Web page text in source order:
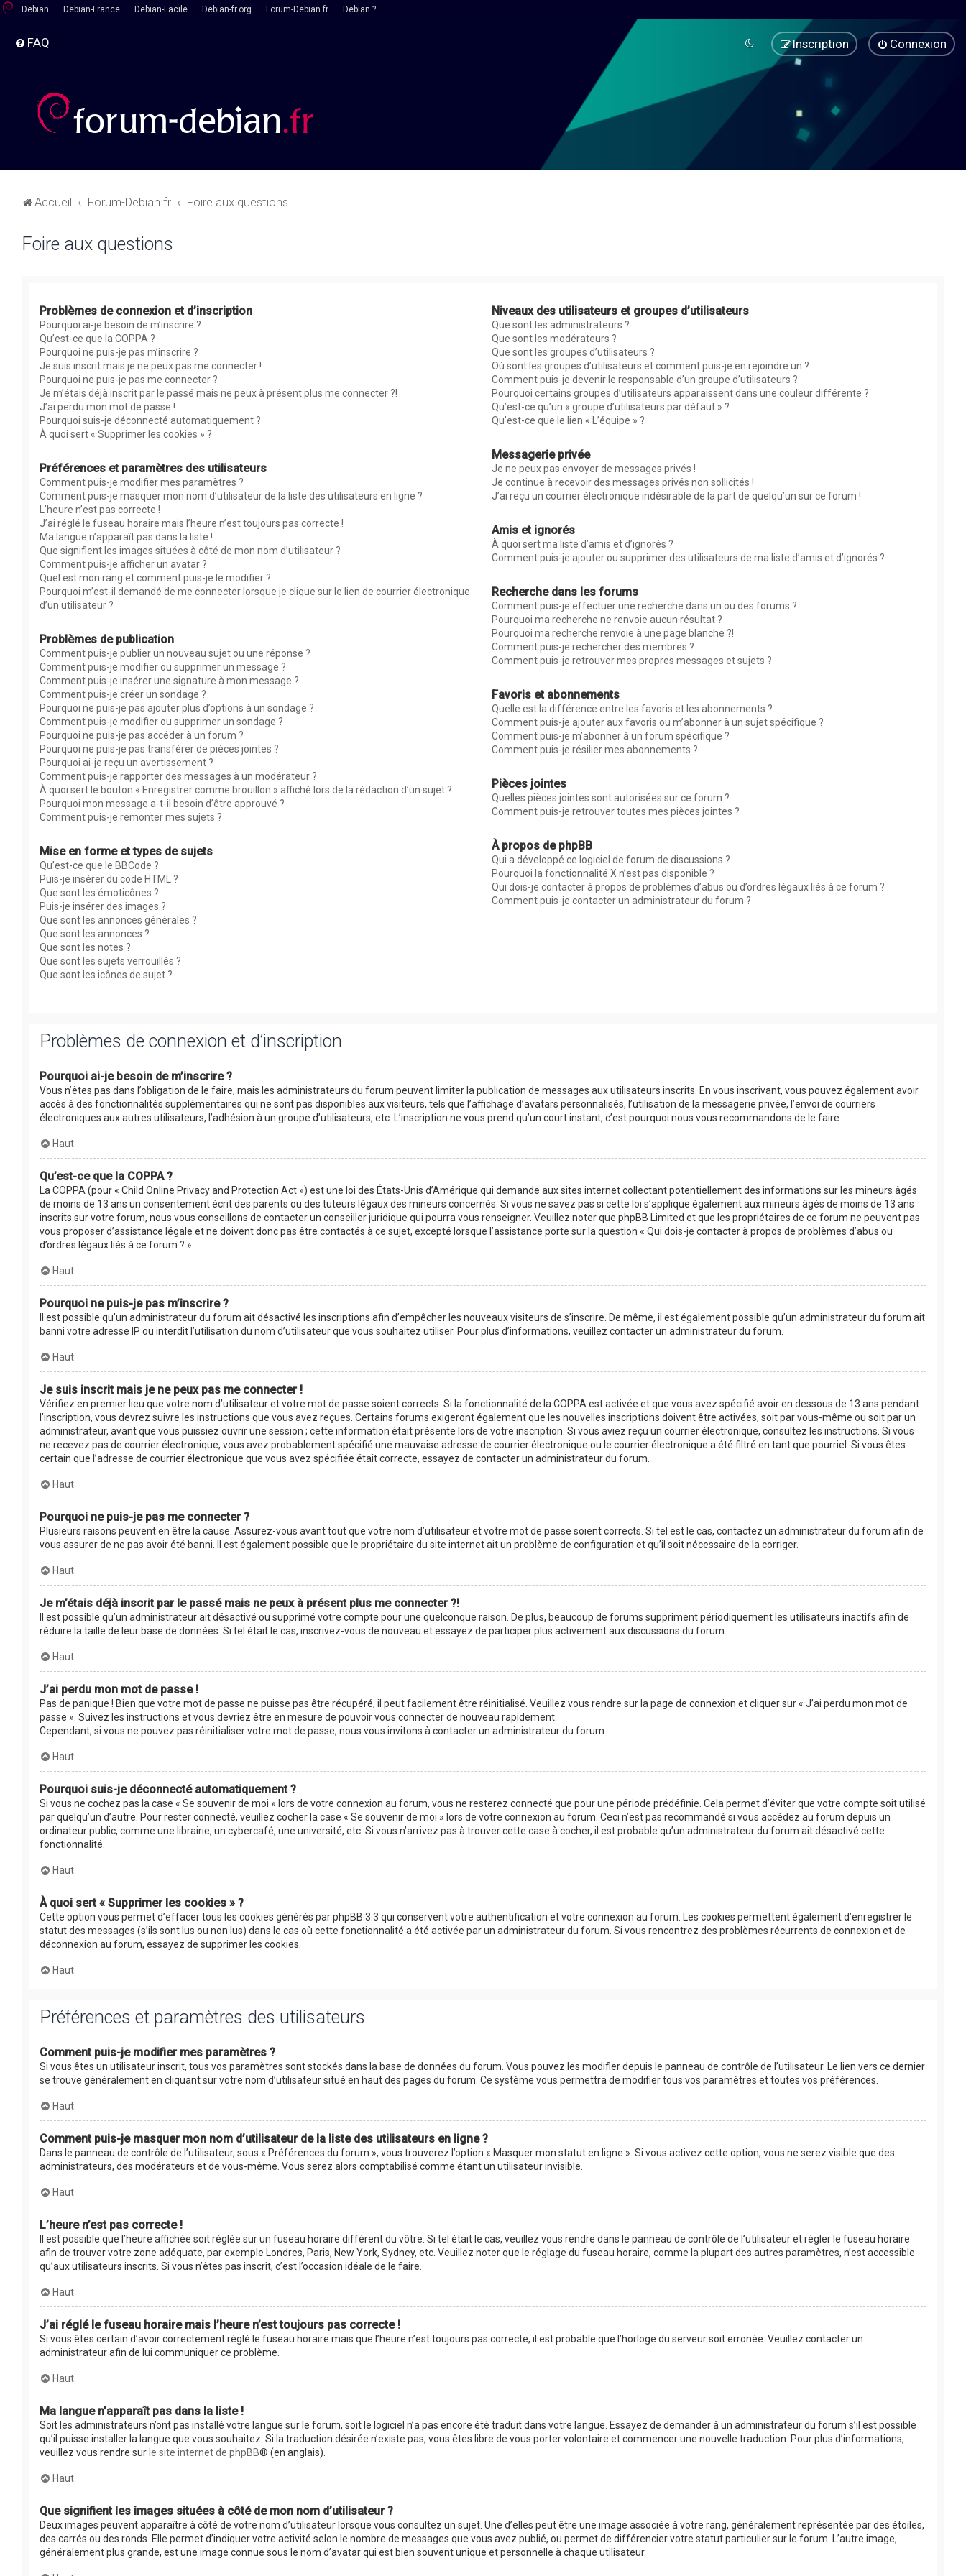
Debian Debian-France Debian-Facile Debian-fr.org Forum-Debian.fr Debian ?
FAQ Connexion
Inscription
Accueil Forum-Debian.fr Foire aux questions
Foire aux questions
Problèmes de connexion et d’inscription
Pourquoi ai-je besoin de m’inscrire ?
Qu’est-ce que la COPPA ?
Pourquoi ne puis-je pas m’inscrire ?
Je suis inscrit mais je ne peux pas me connecter !
Pourquoi ne puis-je pas me connecter ?
Je m’étais déjà inscrit par le passé mais ne peux à présent plus me connecter ?!
J’ai perdu mon mot de passe !
Pourquoi suis-je déconnecté automatiquement ?
À quoi sert « Supprimer les cookies » ?
Préférences et paramètres des utilisateurs
Comment puis-je modifier mes paramètres ?
Comment puis-je masquer mon nom d’utilisateur de la liste des utilisateurs en ligne ?
L’heure n’est pas correcte !
J’ai réglé le fuseau horaire mais l’heure n’est toujours pas correcte !
Ma langue n’apparaît pas dans la liste !
Que signifient les images situées à côté de mon nom d’utilisateur ?
Comment puis-je afficher un avatar ?
Quel est mon rang et comment puis-je le modifier ?
Pourquoi m’est-il demandé de me connecter lorsque je clique sur le lien de courrier électronique
d’un utilisateur ?
Problèmes de publication
Comment puis-je publier un nouveau sujet ou une réponse ?
Comment puis-je modifier ou supprimer un message ?
Comment puis-je insérer une signature à mon message ?
Comment puis-je créer un sondage ?
Pourquoi ne puis-je pas ajouter plus d’options à un sondage ?
Comment puis-je modifier ou supprimer un sondage ?
Pourquoi ne puis-je pas accéder à un forum ?
Pourquoi ne puis-je pas transférer de pièces jointes ?
Pourquoi ai-je reçu un avertissement ?
Comment puis-je rapporter des messages à un modérateur ?
À quoi sert le bouton « Enregistrer comme brouillon » affiché lors de la rédaction d’un sujet ?
Pourquoi mon message a-t-il besoin d’être approuvé ?
Comment puis-je remonter mes sujets ?
Mise en forme et types de sujets
Qu’est-ce que le BBCode ?
Puis-je insérer du code HTML ?
Que sont les émoticônes ?
Puis-je insérer des images ?
Que sont les annonces générales ?
Que sont les annonces ?
Que sont les notes ?
Que sont les sujets verrouillés ?
Que sont les icônes de sujet ?
Niveaux des utilisateurs et groupes d’utilisateurs
Que sont les administrateurs ?
Que sont les modérateurs ?
Que sont les groupes d’utilisateurs ?
Où sont les groupes d’utilisateurs et comment puis-je en rejoindre un ?
Comment puis-je devenir le responsable d’un groupe d’utilisateurs ?
Pourquoi certains groupes d’utilisateurs apparaissent dans une couleur différente ?
Qu’est-ce qu’un « groupe d’utilisateurs par défaut » ?
Qu’est-ce que le lien « L’équipe » ?
Messagerie privée
Je ne peux pas envoyer de messages privés !
Je continue à recevoir des messages privés non sollicités !
J’ai reçu un courrier électronique indésirable de la part de quelqu’un sur ce forum !
Amis et ignorés
À quoi sert ma liste d’amis et d’ignorés ?
Comment puis-je ajouter ou supprimer des utilisateurs de ma liste d’amis et d’ignorés ?
Recherche dans les forums
Comment puis-je effectuer une recherche dans un ou des forums ?
Pourquoi ma recherche ne renvoie aucun résultat ?
Pourquoi ma recherche renvoie à une page blanche ?!
Comment puis-je rechercher des membres ?
Comment puis-je retrouver mes propres messages et sujets ?
Favoris et abonnements
Quelle est la différence entre les favoris et les abonnements ?
Comment puis-je ajouter aux favoris ou m’abonner à un sujet spécifique ?
Comment puis-je m’abonner à un forum spécifique ?
Comment puis-je résilier mes abonnements ?
Pièces jointes
Quelles pièces jointes sont autorisées sur ce forum ?
Comment puis-je retrouver toutes mes pièces jointes ?
À propos de phpBB
Qui a développé ce logiciel de forum de discussions ?
Pourquoi la fonctionnalité X n’est pas disponible ?
Qui dois-je contacter à propos de problèmes d’abus ou d’ordres légaux liés à ce forum ?
Comment puis-je contacter un administrateur du forum ?
Problèmes de connexion et d’inscription
Pourquoi ai-je besoin de m’inscrire ?
Vous n’êtes pas dans l’obligation de le faire, mais les administrateurs du forum peuvent limiter la publication de messages aux utilisateurs inscrits. En vous inscrivant, vous pouvez également avoir
accès à des fonctionnalités supplémentaires qui ne sont pas disponibles aux visiteurs, tels que l’affichage d’avatars personnalisés, l’utilisation de la messagerie privée, l’envoi de courriers
électroniques aux autres utilisateurs, l’adhésion à un groupe d’utilisateurs, etc. L’inscription ne vous prend qu’un court instant, c’est pourquoi nous vous recommandons de le faire.
Haut
Qu’est-ce que la COPPA ?
La COPPA (pour « Child Online Privacy and Protection Act ») est une loi des États-Unis d’Amérique qui demande aux sites internet collectant potentiellement des informations sur les mineurs âgés
de moins de 13 ans un consentement écrit des parents ou des tuteurs légaux des mineurs concernés. Si vous ne savez pas si cette loi s’applique également aux mineurs âgés de moins de 13 ans
inscrits sur votre forum, nous vous conseillons de contacter un conseiller juridique qui pourra vous renseigner. Veuillez noter que phpBB Limited et que les propriétaires de ce forum ne peuvent pas
vous proposer d’assistance légale et ne doivent donc pas être contactés à ce sujet, excepté lorsque l’assistance porte sur la question « Qui dois-je contacter à propos de problèmes d’abus ou
d’ordres légaux liés à ce forum ? ».
Haut
Pourquoi ne puis-je pas m’inscrire ?
Il est possible qu’un administrateur du forum ait désactivé les inscriptions afin d’empêcher les nouveaux visiteurs de s’inscrire. De même, il est également possible qu’un administrateur du forum ait
banni votre adresse IP ou interdit l’utilisation du nom d’utilisateur que vous souhaitez utiliser. Pour plus d’informations, veuillez contacter un administrateur du forum.
Haut
Je suis inscrit mais je ne peux pas me connecter !
Vérifiez en premier lieu que votre nom d’utilisateur et votre mot de passe soient corrects. Si la fonctionnalité de la COPPA est activée et que vous avez spécifié avoir en dessous de 13 ans pendant
l’inscription, vous devrez suivre les instructions que vous avez reçues. Certains forums exigeront également que les nouvelles inscriptions doivent être activées, soit par vous-même ou soit par un
administrateur, avant que vous puissiez ouvrir une session ; cette information était présente lors de votre inscription. Si vous aviez reçu un courrier électronique, consultez les instructions. Si vous
ne recevez pas de courrier électronique, vous avez probablement spécifié une mauvaise adresse de courrier électronique ou le courrier électronique a été filtré en tant que pourriel. Si vous êtes
certain que l’adresse de courrier électronique que vous avez spécifiée était correcte, essayez de contacter un administrateur du forum.
Haut
Pourquoi ne puis-je pas me connecter ?
Plusieurs raisons peuvent en être la cause. Assurez-vous avant tout que votre nom d’utilisateur et votre mot de passe soient corrects. Si tel est le cas, contactez un administrateur du forum afin de
vous assurer de ne pas avoir été banni. Il est également possible que le propriétaire du site internet ait un problème de configuration et qu’il soit nécessaire de la corriger.
Haut
Je m’étais déjà inscrit par le passé mais ne peux à présent plus me connecter ?!
Il est possible qu’un administrateur ait désactivé ou supprimé votre compte pour une quelconque raison. De plus, beaucoup de forums suppriment périodiquement les utilisateurs inactifs afin de
réduire la taille de leur base de données. Si tel était le cas, inscrivez-vous de nouveau et essayez de participer plus activement aux discussions du forum.
Haut
J’ai perdu mon mot de passe !
Pas de panique ! Bien que votre mot de passe ne puisse pas être récupéré, il peut facilement être réinitialisé. Veuillez vous rendre sur la page de connexion et cliquer sur « J’ai perdu mon mot de
passe ». Suivez les instructions et vous devriez être en mesure de pouvoir vous connecter de nouveau rapidement.
Cependant, si vous ne pouvez pas réinitialiser votre mot de passe, nous vous invitons à contacter un administrateur du forum.
Haut
Pourquoi suis-je déconnecté automatiquement ?
Si vous ne cochez pas la case « Se souvenir de moi » lors de votre connexion au forum, vous ne resterez connecté que pour une période prédéfinie. Cela permet d’éviter que votre compte soit utilisé
par quelqu’un d’autre. Pour rester connecté, veuillez cocher la case « Se souvenir de moi » lors de votre connexion au forum. Ceci n’est pas recommandé si vous accédez au forum depuis un
ordinateur public, comme une librairie, un cybercafé, une université, etc. Si vous n’arrivez pas à trouver cette case à cocher, il est probable qu’un administrateur du forum ait désactivé cette
fonctionnalité.
Haut
À quoi sert « Supprimer les cookies » ?
Cette option vous permet d’effacer tous les cookies générés par phpBB 3.3 qui conservent votre authentification et votre connexion au forum. Les cookies permettent également d’enregistrer le
statut des messages (s’ils sont lus ou non lus) dans le cas où cette fonctionnalité a été activée par un administrateur du forum. Si vous rencontrez des problèmes récurrents de connexion et de
déconnexion au forum, essayez de supprimer les cookies.
Haut
Préférences et paramètres des utilisateurs
Comment puis-je modifier mes paramètres ?
Si vous êtes un utilisateur inscrit, tous vos paramètres sont stockés dans la base de données du forum. Vous pouvez les modifier depuis le panneau de contrôle de l’utilisateur. Le lien vers ce dernier
se trouve généralement en cliquant sur votre nom d’utilisateur situé en haut des pages du forum. Ce système vous permettra de modifier tous vos paramètres et toutes vos préférences.
Haut
Comment puis-je masquer mon nom d’utilisateur de la liste des utilisateurs en ligne ?
Dans le panneau de contrôle de l’utilisateur, sous « Préférences du forum », vous trouverez l’option « Masquer mon statut en ligne ». Si vous activez cette option, vous ne serez visible que des
administrateurs, des modérateurs et de vous-même. Vous serez alors comptabilisé comme étant un utilisateur invisible.
Haut
L’heure n’est pas correcte !
Il est possible que l’heure affichée soit réglée sur un fuseau horaire différent du vôtre. Si tel était le cas, veuillez vous rendre dans le panneau de contrôle de l’utilisateur et régler le fuseau horaire
afin de trouver votre zone adéquate, par exemple Londres, Paris, New York, Sydney, etc. Veuillez noter que le réglage du fuseau horaire, comme la plupart des autres paramètres, n’est accessible
qu’aux utilisateurs inscrits. Si vous n’êtes pas inscrit, c’est l’occasion idéale de le faire.
Haut
J’ai réglé le fuseau horaire mais l’heure n’est toujours pas correcte !
Si vous êtes certain d’avoir correctement réglé le fuseau horaire mais que l’heure n’est toujours pas correcte, il est probable que l’horloge du serveur soit erronée. Veuillez contacter un
administrateur afin de lui communiquer ce problème.
Haut
Ma langue n’apparaît pas dans la liste !
Soit les administrateurs n’ont pas installé votre langue sur le forum, soit le logiciel n’a pas encore été traduit dans votre langue. Essayez de demander à un administrateur du forum s’il est possible
qu’il puisse installer la langue que vous souhaitez. Si la traduction désirée n’existe pas, vous êtes libre de vous porter volontaire et commencer une nouvelle traduction. Pour plus d’informations,
veuillez vous rendre sur le site internet de phpBB® (en anglais).
Haut
Que signifient les images situées à côté de mon nom d’utilisateur ?
Deux images peuvent apparaître à côté de votre nom d’utilisateur lorsque vous consultez un sujet. Une d’elles peut être une image associée à votre rang, généralement représentée par des étoiles,
des carrés ou des ronds. Elle permet d’indiquer votre activité selon le nombre de messages que vous avez publié, ou permet de différencier votre statut particulier sur le forum. L’autre image,
généralement plus grande, est une image connue sous le nom d’avatar qui est bien souvent unique et personnelle à chaque utilisateur.